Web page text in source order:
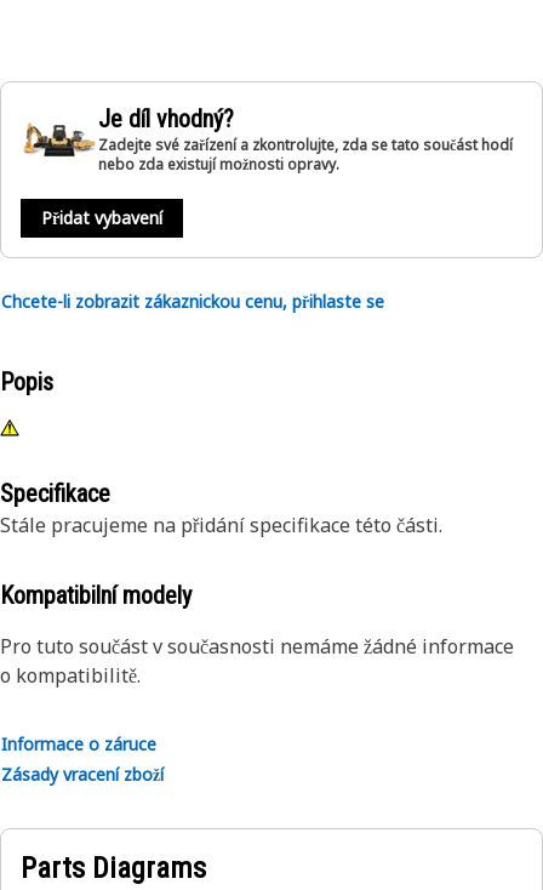
Je díl vhodný?
Zadejte své zařízení a zkontrolujte, zda se tato součást hodí
nebo zda existují možnosti opravy.
Přidat vybavení
Chcete-li zobrazit zákaznickou cenu, přihlaste se
Popis
Specifikace
Stále pracujeme na přidání specifikace této části.
Kompatibilní modely
Pro tuto součást v současnosti nemáme žádné informace
o kompatibilitě.
Informace o záruce
Zásady vracení zboží
Parts Diagrams